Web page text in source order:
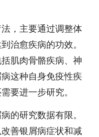
，主要通过调整体
治愈疾病的功效。
肌肉骨骼疾病、神
这种自身免疫性疾
要进一步研究。
的研究数据有限。
善银屑病症状和减